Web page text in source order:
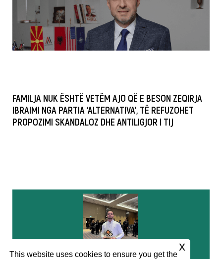
FAMILJA NUK ËSHTË VETËM AJO QË E BESON ZEQIRJA
IBRAIMI NGA PARTIA ‘ALTERNATIVA’, TË REFUZOHET
PROPOZIMI SKANDALOZ DHE ANTILIGJOR I TIJ
This website uses cookies to ensure you get the
x